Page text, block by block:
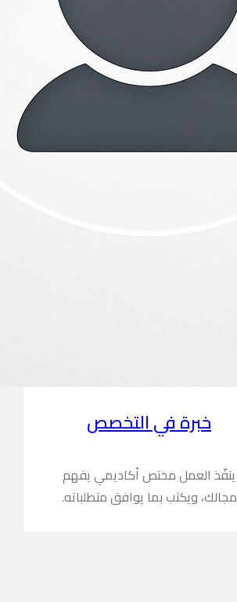
خبرة في التخصص
ينفّذ العمل مختص أكاديمي يفهم
مجالك، ويكتب بما يوافق متطلباته.